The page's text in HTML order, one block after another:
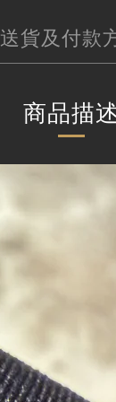
送貨及付款
商品描述